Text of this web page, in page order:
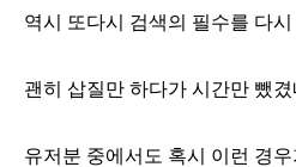
역시 또다시 검색의 필수를 다
괜히 삽질만 하다가 시간만 뺐겼
유저분 중에서도 혹시 이런 경